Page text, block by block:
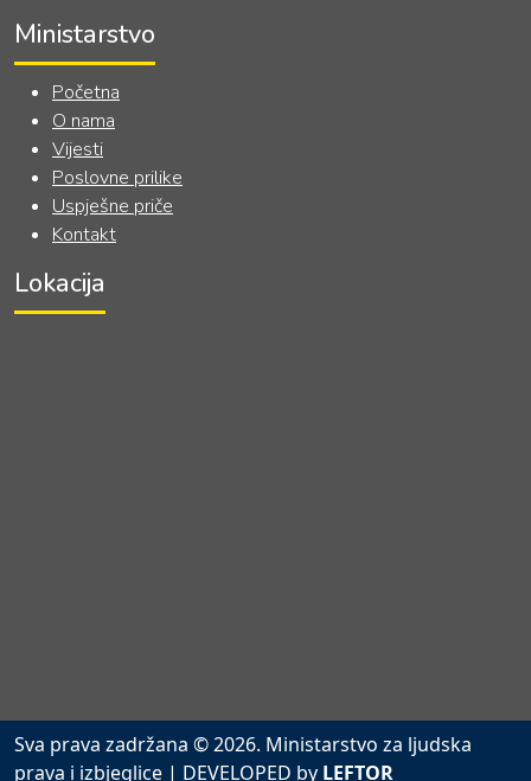
Ministarstvo
Početna
O nama
Vijesti
Poslovne prilike
Uspješne priče
Kontakt
Lokacija
Sva prava zadržana © 2026. Ministarstvo za ljudska
prava i izbjeglice | DEVELOPED by LEFTOR